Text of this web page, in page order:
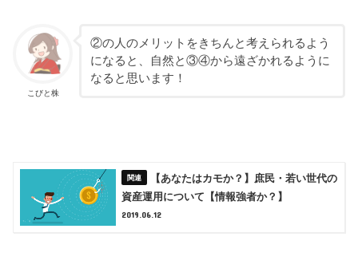
こびと株
②の人のメリットをきちんと考えられるよう
になると、自然と③④から遠ざかれるように
なると思います！
【あなたはカモか？】庶民・若い世代の
資産運用について【情報強者か？】
2019.06.12